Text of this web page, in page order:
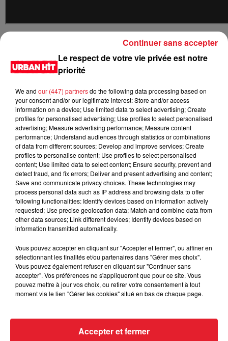
LES DERNIÈRES NEWS Voir plus
Jay-Z se bat contre la grand-mère
Cassie met fin à une ex-escorte
masculine dans sa bataille...
Des vitres tombent de la tour
Montparnasse : des désaccords
entre...
Incendies en Gironde : encore
plusieurs semaines avant
l'extinction...
Le respect de votre vie privée est notre
priorité
We and our (447) partnersdo the following data processing based on
your consent and/or our legitimate interest: Store and/or access
information on a device; Use limited data to select advertising; Create
profiles for personalised advertising; Use profiles to select personalised
advertising; Measure advertising performance; Measure content
performance; Understand audiences through statistics or combinations
of data from different sources; Develop and improve services; Create
profiles to personalise content; Use profiles to select personalised
content; Use limited data to select content; Ensure security, prevent and
detect fraud, and fix errors; Deliver and present advertising and content;
Save and communicate privacy choices. These technologies may
process personal data such as IP address and browsing data to offer
following functionalities: Identify devices based on information actively
requested; Use precise geolocation data; Match and combine data from
other data sources; Link different devices; Identify devices based on
information transmitted automatically.
Vous pouvez accepter en cliquant sur "Accepter et fermer", ou affiner en
sélectionnant les finalités et/ou partenaires dans "Gérer mes choix".
Vous pouvez également refuser en cliquant sur "Continuer sans
accepter". Vos préférences ne s'appliqueront que pour ce site. Vous
pouvez mettre à jour vos choix, ou retirer votre consentement à tout
moment via le lien "Gérer les cookies" situé en bas de chaque page.
Accepter et fermer
Continuer sans accepter